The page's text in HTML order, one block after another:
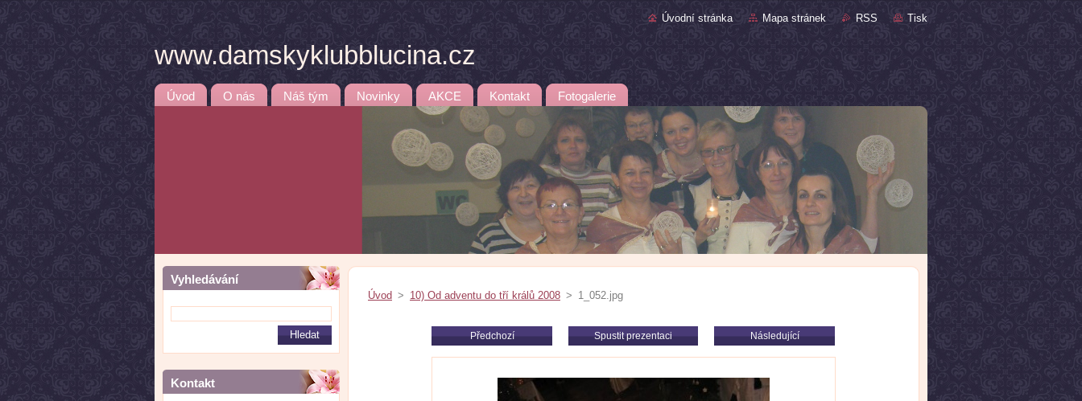
Úvodní stránka Mapa stránek RSS Tisk
www.damskyklubblucina.cz
Úvod O nás Náš tým Novinky AKCE Kontakt Fotogalerie
Vyhledávání
Kontakt
Úvod > 10) Od adventu do tří králů 2008 > 1_052.jpg
Předchozí Spustit prezentaci Následující